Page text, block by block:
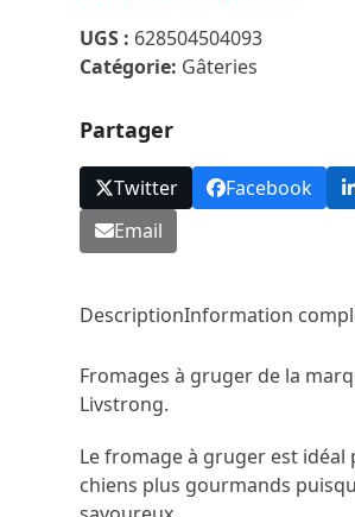
UGS : 628504504093
Catégorie: Gâteries
Partager
Twitter Facebook
Email
DescriptionInformation
Fromages à gruger de la
Livstrong.
Le fromage à gruger est idéal
chiens plus gourmands